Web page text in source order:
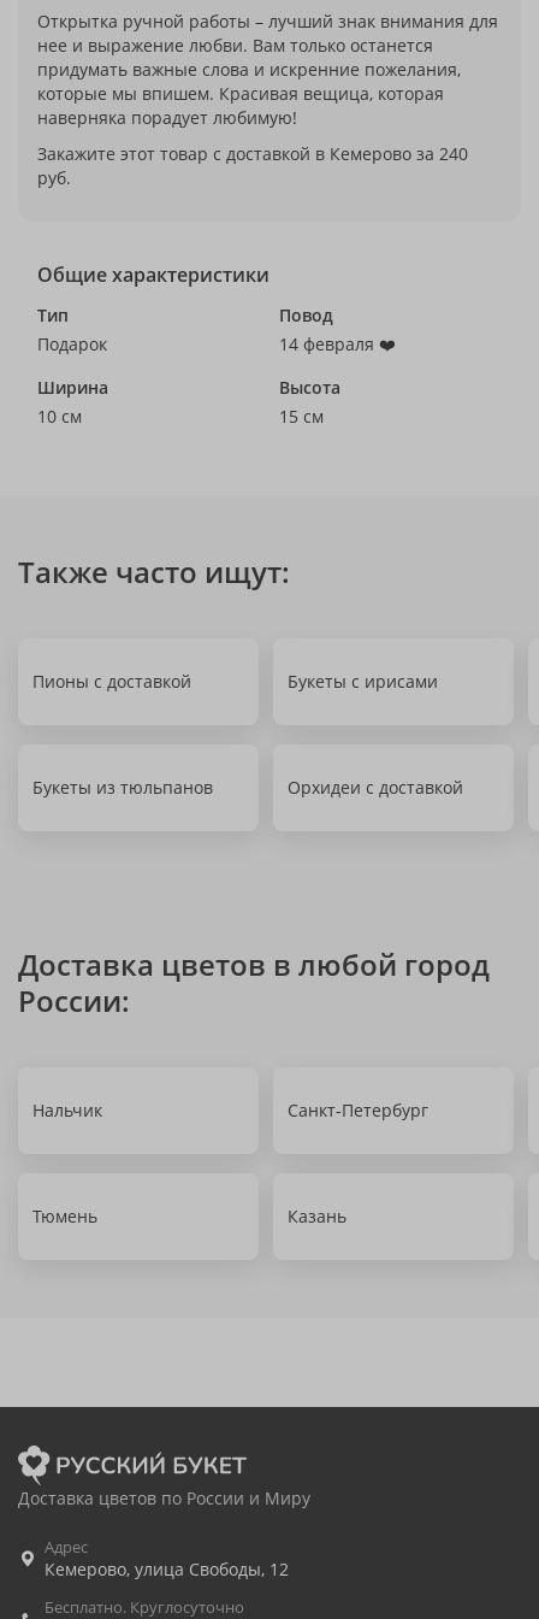
Открытка ручной работы – лучший знак внимания для
нее и выражение любви. Вам только останется
придумать важные слова и искренние пожелания,
которые мы впишем. Красивая вещица, которая
наверняка порадует любимую!
Закажите этот товар с доставкой в Кемерово за 240
руб.
Общие характеристики
Тип
Подарок
Повод
14 февраля ❤️
Ширина
10 см
Высота
15 см
Также часто ищут:
Пионы с доставкой Букеты с ирисами
Букеты из тюльпанов Орхидеи с доставкой
Доставка цветов в любой город
России:
Нальчик Санкт-Петербург
Тюмень Казань
Доставка цветов по России и Миру
Адрес
Кемерово, улица Свободы, 12
Бесплатно. Круглосуточно